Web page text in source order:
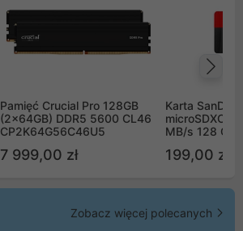
Pamięć Crucial Pro 128GB
(2x64GB) DDR5 5600 CL46
CP2K64G56C46U5
7 999,00 zł
Karta
microSDXC
MB/s 128 GB
199,00 zł
Zobacz więcej polecanych